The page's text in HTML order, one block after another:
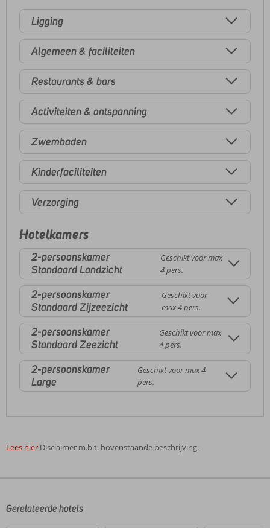
Ligging
Algemeen & faciliteiten
Restaurants & bars
Activiteiten & ontspanning
Zwembaden
Kinderfaciliteiten
Verzorging
Hotelkamers
2-persoonskamer
Standaard Landzicht
Geschikt voor max
4 pers.
2-persoonskamer
Standaard Zijzeezicht
Geschikt voor
max 4 pers.
2-persoonskamer
Standaard Zeezicht
Geschikt voor max
4 pers.
2-persoonskamer
Large
Geschikt voor max 4
pers.
Lees hier Disclaimer m.b.t. bovenstaande beschrijving.
door
Gerelateerde hotels